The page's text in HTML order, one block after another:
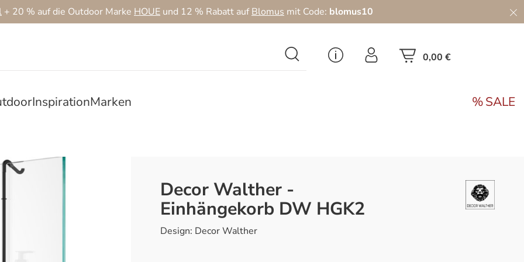
+ 20 % auf die Outdoor Marke HOUE und 12 % Rabatt aufBlomus mit Code: blomus10
0,00 €
InspirationMarken SALE
Decor Walther -
Einhängekorb DW HGK2
Design: Decor Walther